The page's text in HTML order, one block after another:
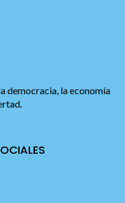
democracia, la economía